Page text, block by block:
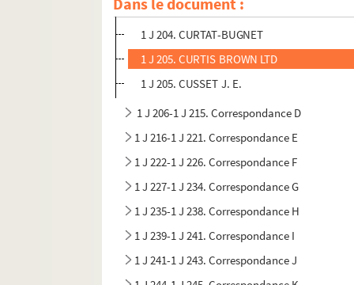
1 J 205. CUNEO
1 J 204. CURTAT-BUGNET
1 J 205. CURTIS BROWN LTD
1 J 205. CUSSET J. E.
1 J 206-1 J 215. Correspondance D
1 J 216-1 J 221. Correspondance E
1 J 222-1 J 226. Correspondance F
1 J 227-1 J 234. Correspondance G
1 J 235-1 J 238. Correspondance H
1 J 239-1 J 241. Correspondance I
1 J 241-1 J 243. Correspondance J